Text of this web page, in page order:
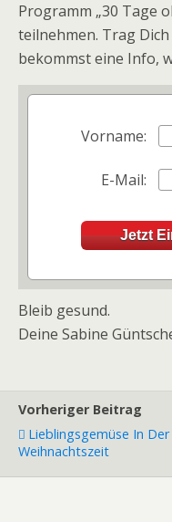
Programm „30 Tage
teilnehmen. Trag
bekommst eine Info,
Vorname:
E-Mail:
Bleib gesund.
Deine Sabine
Vorheriger Beitrag
Lieblingsgemüse In Der
Weihnachtszeit